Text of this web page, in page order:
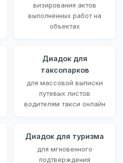
визирования актов
выполненных работ на
объектах
Диадок для
таксопарков
для массовой выписки
путевых листов
водителям такси онлайн
Диадок для туризма
для мгновенного
подтверждения